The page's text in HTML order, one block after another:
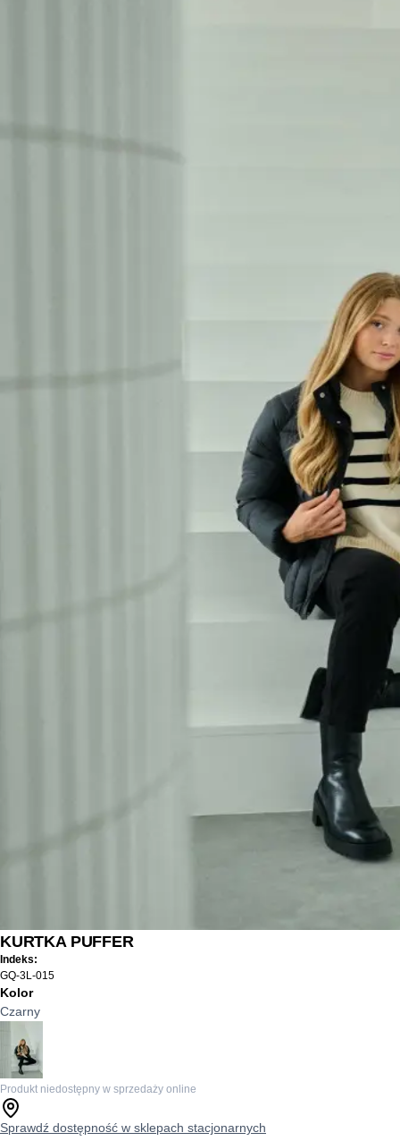
KURTKA PUFFER
Indeks:
GQ-3L-015
Kolor
Czarny
Produkt niedostępny w sprzedaży online
Sprawdź dostępność w sklepach stacjonarnych